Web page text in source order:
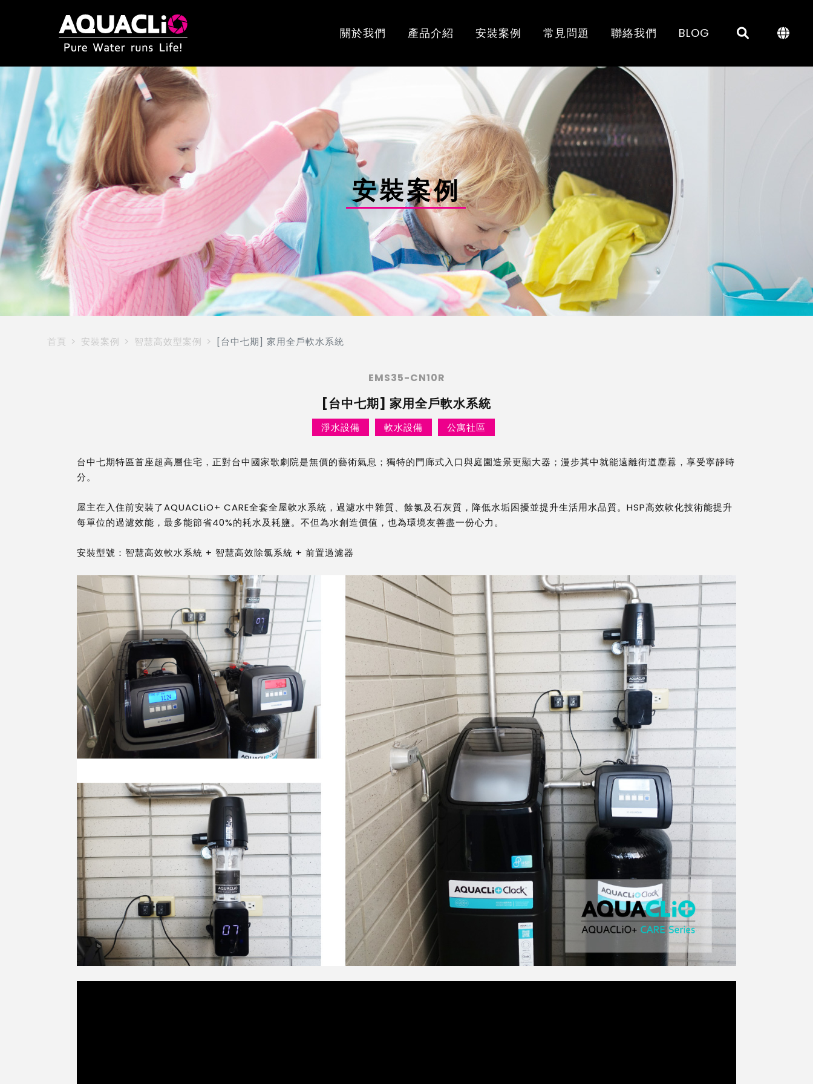
關於我們 產品介紹 安裝案例 常見問題 聯絡我們 BLOG
安裝案例
首頁 安裝案例 智慧高效型案例 [台中七期] 家用全戶軟水系統
EMS35-CN10R
[台中七期] 家用全戶軟水系統
淨水設備 軟水設備 公寓社區
台中七期特區首座超高層住宅，正對台中國家歌劇院是無價的藝術氣息；獨特的門廊式入口與庭園造景更顯大器；漫步其中就能遠離街道塵囂，享受寧靜時
分。
屋主在入住前安裝了AQUACLiO+ CARE全套全屋軟水系統，過濾水中雜質、餘氯及石灰質，降低水垢困擾並提升生活用水品質。HSP高效軟化技術能提升
每單位的過濾效能，最多能節省40%的耗水及耗鹽。不但為水創造價值，也為環境友善盡一份心力。
安裝型號： 智慧高效軟水系統 + 智慧高效除氯系統 + 前置過濾器